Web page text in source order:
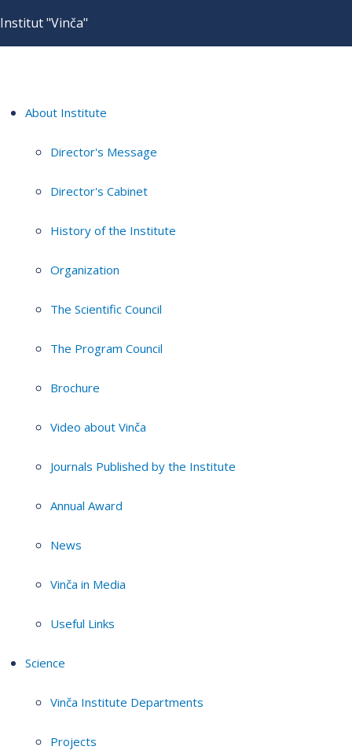
Institut "Vinča"
About Institute
Director's Message
Director's Cabinet
History of the Institute
Organization
The Scientific Council
The Program Council
Brochure
Video about Vinča
Journals Published by the Institute
Annual Award
News
Vinča in Media
Useful Links
Science
Vinča Institute Departments
Projects